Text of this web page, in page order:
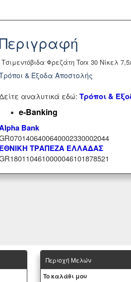
Τσιμεντόβιδα Φρεζάτη Torx 30 Νίκελ
& Έξοδα Αποστολής
αναλυτικά εδώ:Τρόποι &
e-Banking
Bank
ΕΘΝΙΚΗ ΤΡΑΠΕΖΑ ΕΛΛΑΔΑΣ
Περιοχή Mελών
To καλάθι μου